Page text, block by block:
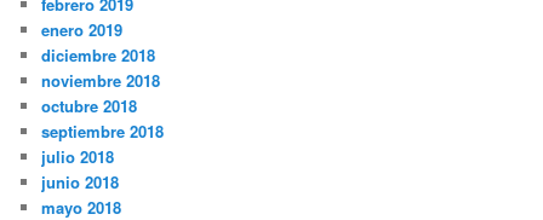
enero 2019
diciembre 2018
noviembre 2018
octubre 2018
septiembre 2018
julio 2018
junio 2018
mayo 2018